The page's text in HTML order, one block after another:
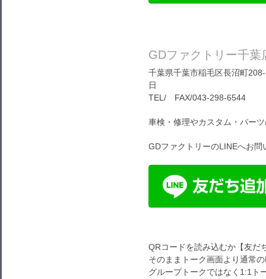
GDファクトリー千葉
千葉県千葉市稲毛区長沼町
日
TEL/ FAX/043-298-6544
車検・修理やカスタム・パー
GDファクトリーのLINEへお問
QRコードを読み込むか【友だ
そのままトーク画面より通常
グループトークではなく1:1ト